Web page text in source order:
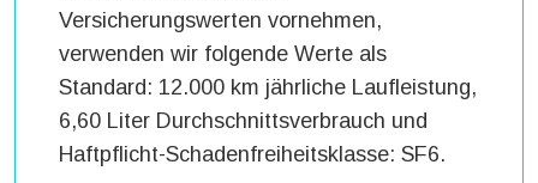
Versicherungswerten vornehmen,
verwenden wir folgende Werte als
Standard: 12.000 km jährliche Laufleistung,
6,60 Liter Durchschnittsverbrauch und
Haftpflicht-Schadenfreiheitsklasse: SF6.